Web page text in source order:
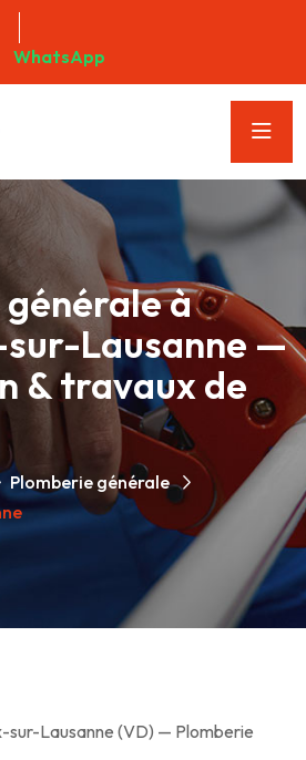
WhatsApp
à
sur-Lausanne —
& travaux de
Plomberie générale